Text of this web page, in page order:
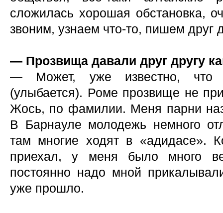
сложилась хорошая обстановка,
звоним, узнаем что-то, пишем друг
— Прозвища давали друг другу
— Может, уже известно, что
(улыбается). Роме прозвище не
Жось, по фамилии. Меня парни
В Барнауле молодежь немного
там многие ходят в «адидасе».
приехал, у меня было много
постоянно надо мной
уже прошло.